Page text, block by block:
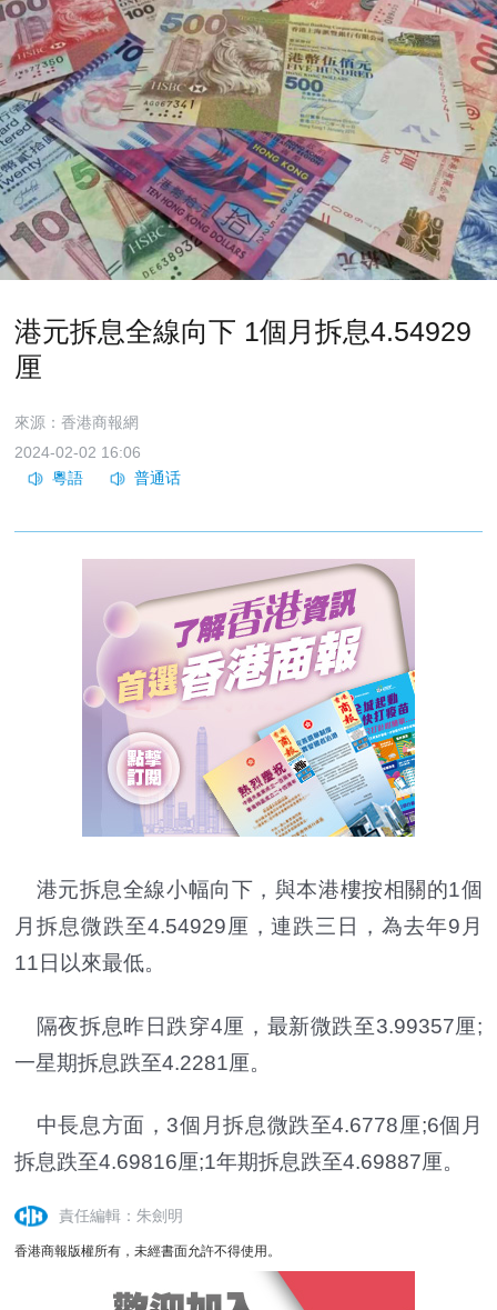
港元拆息全線向下 1個月拆息4.54929
厘
來源：香港商報網
2024-02-02 16:06
港元拆息全線小幅向下，與本港樓按相關的1個
月拆息微跌至4.54929厘，連跌三日，為去年9月
11日以來最低。
隔夜拆息昨日跌穿4厘，最新微跌至3.99357厘;
一星期拆息跌至4.2281厘。
中長息方面，3個月拆息微跌至4.6778厘;6個月
拆息跌至4.69816厘;1年期拆息跌至4.69887厘。
責任編輯：朱劍明
香港商報版權所有，未經書面允許不得使用。